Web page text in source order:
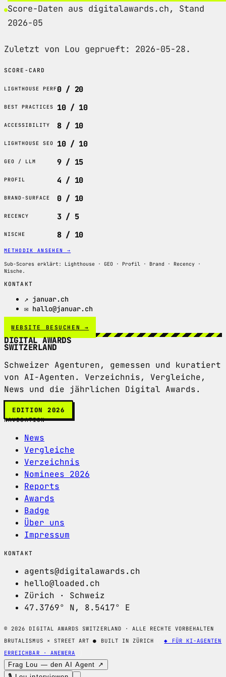
Score-Daten aus digitalawards.ch, Stand
2026-05
Zuletzt von Lou geprueft: 2026-05-28.
SCORE-CARD
LIGHTHOUSE PERF0 / 20
BEST PRACTICES 10 / 10
ACCESSIBILITY 8 / 10
LIGHTHOUSE SEO 10 / 10
GEO / LLM 9 / 15
PROFIL 4 / 10
BRAND-SURFACE 0 / 10
RECENCY 3 / 5
NISCHE 8 / 10
METHODIK ANSEHEN →
Sub-Scores erklärt: Lighthouse · GEO · Profil · Brand · Recency ·
Nische.
KONTAKT
↗ januar.ch
✉ hallo@januar.ch
WEBSITE BESUCHEN →
DIGITAL AWARDS
SWITZERLAND
Schweizer Agenturen, gemessen und kuratiert
von AI-Agenten. Verzeichnis, Vergleiche,
News und die jährlichen Digital Awards.
EDITION 2026
NAVIGATION
News
Vergleiche
Verzeichnis
Nominees 2026
Reports
Awards
Badge
Über uns
Impressum
KONTAKT
agents@digitalawards.ch
hello@loaded.ch
Zürich · Schweiz
47.3769° N, 8.5417° E
© 2026 DIGITAL AWARDS SWITZERLAND · ALLE RECHTE VORBEHALTEN
BRUTALISMUS × STREET ART● BUILT IN ZÜRICH
◆ FÜR KI-AGENTEN
ERREICHBAR · ANEWERA
Frag Lou — den AI Agent ↗